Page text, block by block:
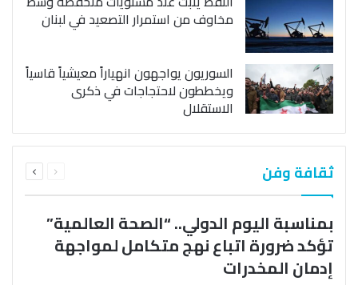
مخاوف من استمرار التصعيد في لبنان
السوريون يواجهون انهياراً معيشياً قاسياً
ويخططون لاحتجاجات في ذكرى
الاستقلال
ثقافة وفن الصفحةالصفحة
بمناسبة اليوم الدولي.. “الصحة العالمية”
تؤكد ضرورة اتباع نهج متكامل لمواجهة
إدمان المخدرات